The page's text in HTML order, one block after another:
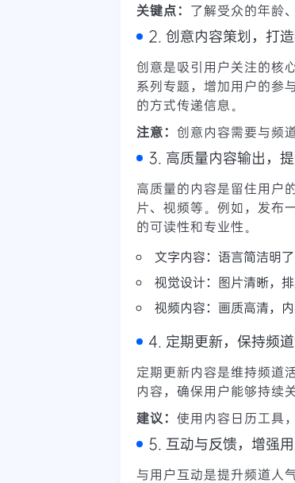
关键点： 了解受众的年龄
2. 创意内容策划，打
创意是吸引用户关注的核
系列专题，增加用户的参
的方式传递信息。
注意： 创意内容需要与频
3. 高质量内容输出，
高质量的内容是留住用户
片、视频等。例如，发布
的可读性和专业性。
文字内容：语言简洁明了
视觉设计：图片清晰，排
视频内容：画质高清，内
4. 定期更新，保持频
定期更新内容是维持频道
内容，确保用户能够持续
建议： 使用内容日历工具
5. 互动与反馈，增强
与用户互动是提升频道人